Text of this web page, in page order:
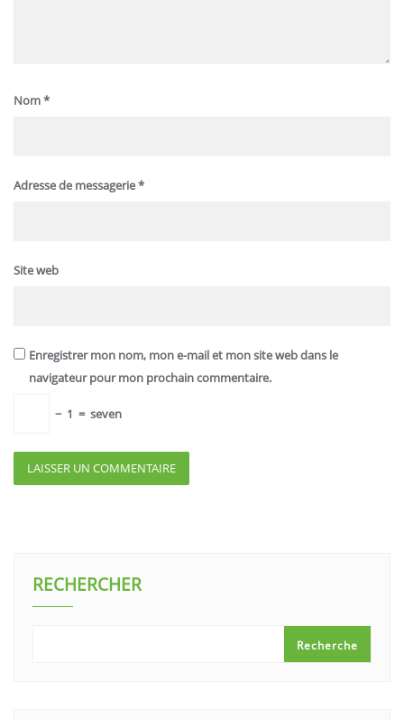
Nom*
Adresse de messagerie*
Site web
Enregistrer mon nom, mon e-mail et mon site web dans le
navigateur pour mon prochain commentaire.
− 1 = seven
RECHERCHER
Recherche